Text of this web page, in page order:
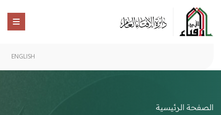
ENGLISH
الصفحة الرئيسية